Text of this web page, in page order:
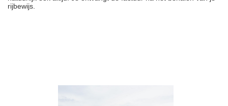
rijbewijs.